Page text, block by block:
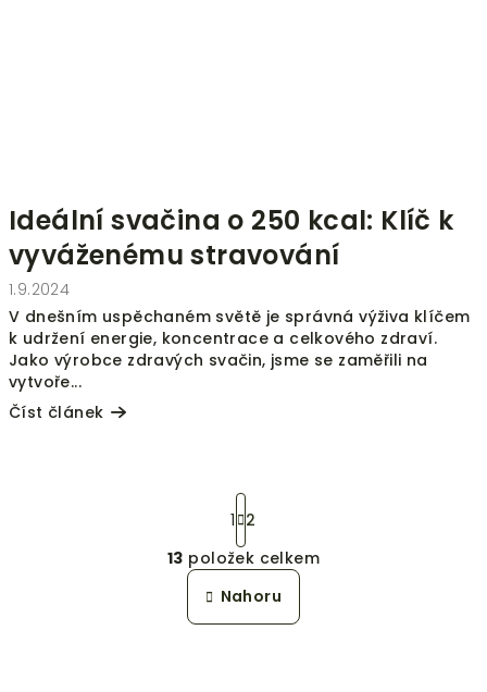
Ideální svačina o 250 kcal: Klíč k
vyváženému stravování
1.9.2024
V dnešním uspěchaném světě je správná výživa klíčem
k udržení energie, koncentrace a celkového zdraví.
Jako výrobce zdravých svačin, jsme se zaměřili na
vytvoře...
Číst článek
O
v
l
S
t
r
á
n
k
o
1 2
13 položek celkem
Nahoru